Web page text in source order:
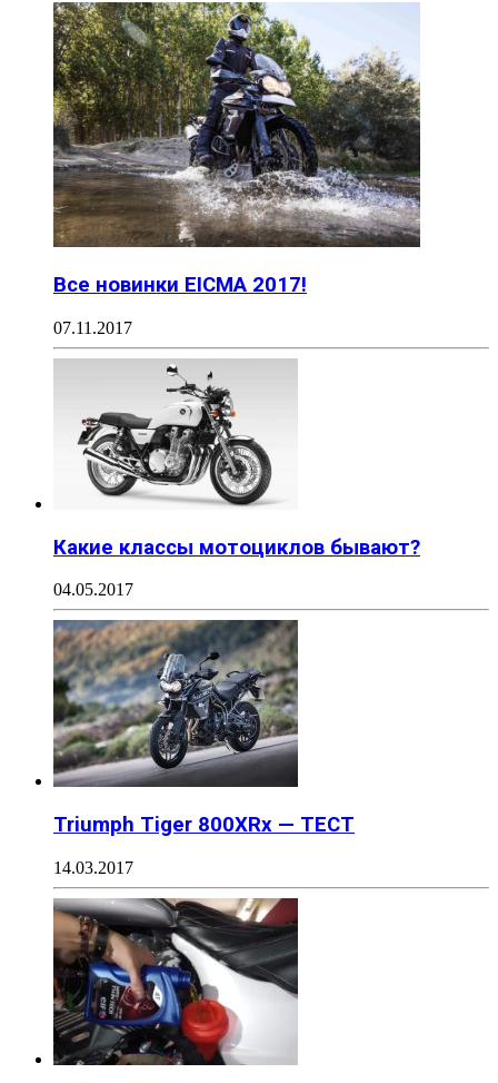
Все новинки EICMA 2017!
07.11.2017
Какие классы мотоциклов бывают?
04.05.2017
Triumph Tiger 800XRx — ТЕСТ
14.03.2017